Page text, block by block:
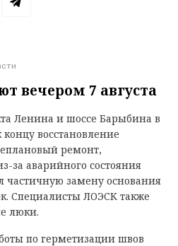
вечером 7 августа
Ленина и шоссе Барыбина в
восстановление
ремонт,
за аварийного состояния
частичную замену основания
Специалисты ЛОЭСК также
люки.
по герметизации швов